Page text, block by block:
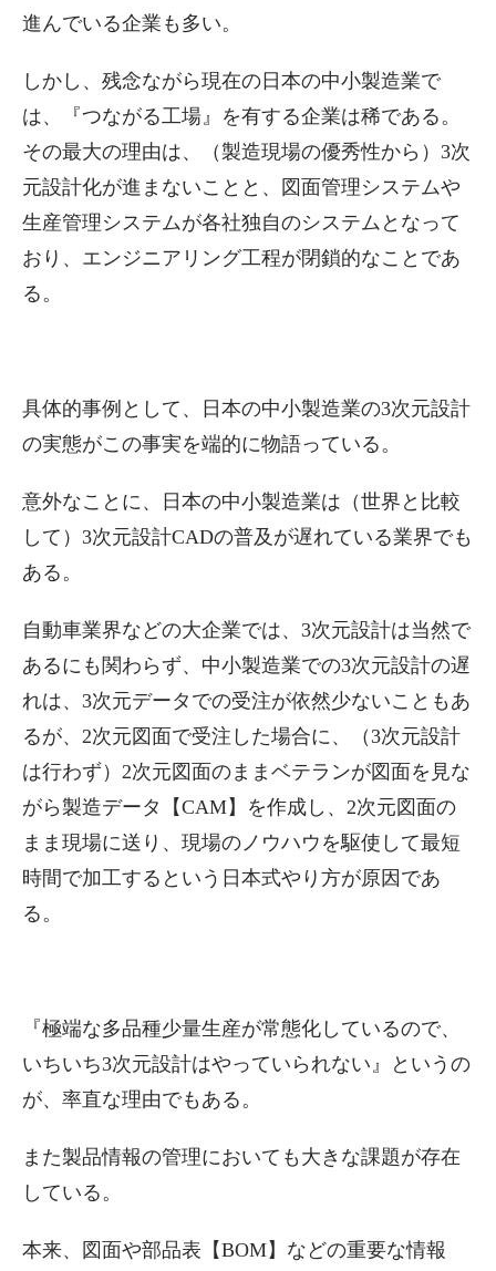
進んでいる企業も多い。
しかし、残念ながら現在の日本の中小製造業で
は、『つながる工場』を有する企業は稀である。
その最大の理由は、（製造現場の優秀性から）3次
元設計化が進まないことと、図面管理システムや
生産管理システムが各社独自のシステムとなって
おり、エンジニアリング工程が閉鎖的なことであ
る。
具体的事例として、日本の中小製造業の3次元設計
の実態がこの事実を端的に物語っている。
意外なことに、日本の中小製造業は（世界と比較
して）3次元設計CADの普及が遅れている業界でも
ある。
自動車業界などの大企業では、3次元設計は当然で
あるにも関わらず、中小製造業での3次元設計の遅
れは、3次元データでの受注が依然少ないこともあ
るが、2次元図面で受注した場合に、（3次元設計
は行わず）2次元図面のままベテランが図面を見な
がら製造データ【CAM】を作成し、2次元図面の
まま現場に送り、現場のノウハウを駆使して最短
時間で加工するという日本式やり方が原因であ
る。
『極端な多品種少量生産が常態化しているので、
いちいち3次元設計はやっていられない』というの
が、率直な理由でもある。
また製品情報の管理においても大きな課題が存在
している。
本来、図面や部品表【BOM】などの重要な情報